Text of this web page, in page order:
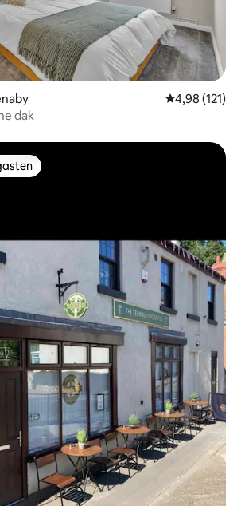
Gemiddelde
4,98 (121)
dak